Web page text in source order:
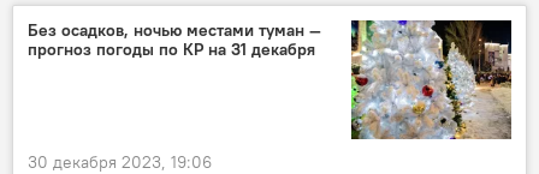
Без осадков, ночью местами туман —
прогноз погоды по КР на 31 декабря
30 декабря 2023, 19:06